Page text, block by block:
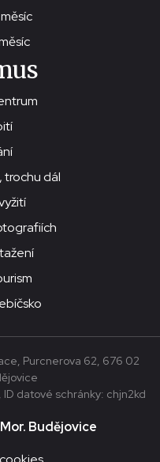
trochu dál
Budějovice
Purcnerova 62, 676 02
datové schránky: chjn2kd